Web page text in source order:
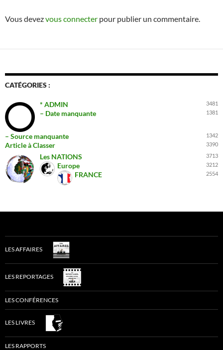
Vous devezvous connecter pour publier un commentaire.
CATÉGORIES :
* ADMIN 3481
– Date manquante 1381
– Source manquante 1342
Article à Classer 3390
Les NATIONS 3713
Europe 3212
FRANCE 2554
LES AFFAIRES
LES REPORTAGES
LES CONFÉRENCES
LES LIVRES
LES RAPPORTS